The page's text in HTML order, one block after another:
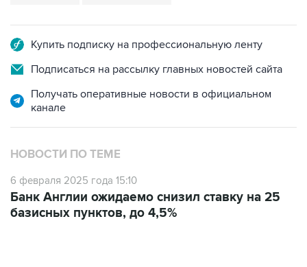
Купить подписку на профессиональную ленту
Подписаться на рассылку главных новостей сайта
Получать оперативные новости в официальном
канале
НОВОСТИ ПО ТЕМЕ
6 февраля 2025 года 15:10
Банк Англии ожидаемо снизил ставку на 25
базисных пунктов, до 4,5%